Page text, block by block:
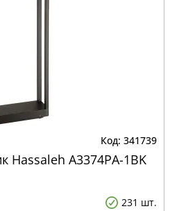
341739
Hassaleh A3374PA-1BK
231 шт.